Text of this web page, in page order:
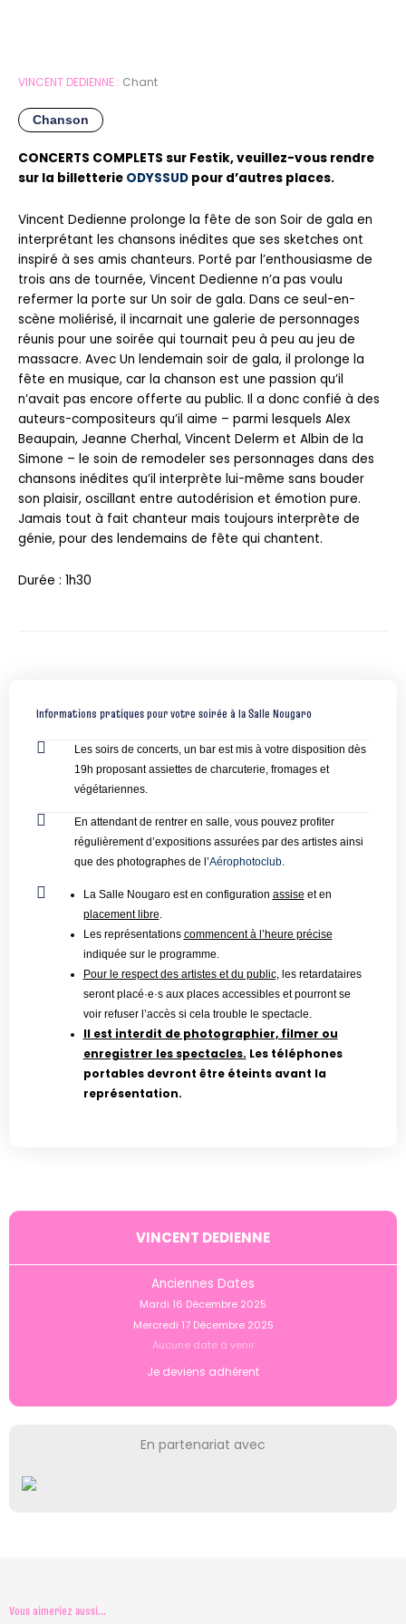
VINCENT DEDIENNE : Chant
Chanson
CONCERTS COMPLETS sur Festik, veuillez-vous rendre
sur la billetterie ODYSSUD pour d’autres places.
Vincent Dedienne prolonge la fête de son Soir de gala en
interprétant les chansons inédites que ses sketches ont
inspiré à ses amis chanteurs. Porté par l’enthousiasme de
trois ans de tournée, Vincent Dedienne n’a pas voulu
refermer la porte sur Un soir de gala. Dans ce seul-en-
scène moliérisé, il incarnait une galerie de personnages
réunis pour une soirée qui tournait peu à peu au jeu de
massacre. Avec Un lendemain soir de gala, il prolonge la
fête en musique, car la chanson est une passion qu’il
n’avait pas encore offerte au public. Il a donc confié à des
auteurs-compositeurs qu’il aime – parmi lesquels Alex
Beaupain, Jeanne Cherhal, Vincent Delerm et Albin de la
Simone – le soin de remodeler ses personnages dans des
chansons inédites qu’il interprète lui-même sans bouder
son plaisir, oscillant entre autodérision et émotion pure.
Jamais tout à fait chanteur mais toujours interprète de
génie, pour des lendemains de fête qui chantent.
Durée : 1h30
Informations pratiques pour votre soirée à la Salle Nougaro
Les soirs de concerts, un bar est mis à votre disposition dès
19h proposant assiettes de charcuterie, fromages et
végétariennes.
En attendant de rentrer en salle, vous pouvez profiter
régulièrement d’expositions assurées par des artistes ainsi
que des photographes de l’Aérophotoclub.
La Salle Nougaro est en configuration assise et en
placement libre.
Les représentations commencent à l’heure précise
indiquée sur le programme.
Pour le respect des artistes et du public,les retardataires
seront placé·e·s aux places accessibles et pourront se
voir refuser l’accès si cela trouble le spectacle.
Il est interdit de photographier, filmer ou
enregistrer les spectacles. Les téléphones
portables devront être éteints avant la
représentation.
VINCENT DEDIENNE
Anciennes Dates
Mardi 16 Décembre 2025
Mercredi 17 Décembre 2025
Aucune date à venir
Je deviens adhérent
En partenariat avec
Vous aimeriez aussi...